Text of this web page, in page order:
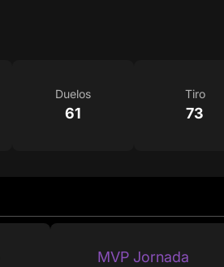
Duelos
61
Tiro
73
MVP Jornada